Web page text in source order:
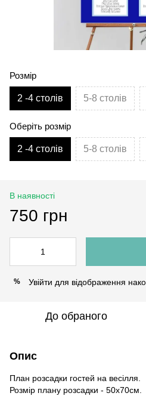
Розмір
2 -4 столів 5-8 столів
Оберіть розмір
2 -4 столів 5-8 столів
В наявності
750 грн
% Увійти для відображення
До обраного
Опис
План розсадки гостей на весілля.
Розмір плану розсадки - 50х70см.